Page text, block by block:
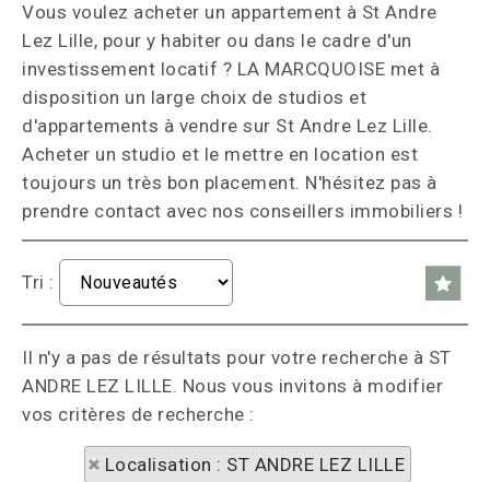
Vous voulez acheter un appartement à St Andre
Lez Lille, pour y habiter ou dans le cadre d'un
investissement locatif ? LA MARCQUOISE met à
disposition un large choix de studios et
d'appartements à vendre sur St Andre Lez Lille.
Acheter un studio et le mettre en location est
toujours un très bon placement. N'hésitez pas à
prendre contact avec nos conseillers immobiliers !
Tri :
Il n'y a pas de résultats pour votre recherche à ST
ANDRE LEZ LILLE. Nous vous invitons à modifier
vos critères de recherche :
Localisation : ST ANDRE LEZ LILLE